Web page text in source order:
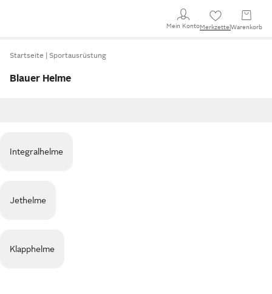
Mein KontoMerkzettel Warenkorb
Startseite Sportausrüstung
Blauer Helme
Integralhelme
Jethelme
Klapphelme